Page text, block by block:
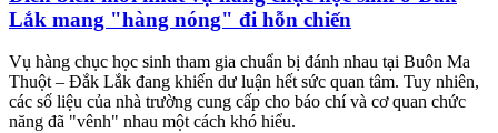
Lắk mang "hàng nóng" đi hỗn chiến
Vụ hàng chục học sinh tham gia chuẩn bị đánh nhau tại Buôn Ma
Thuột – Đắk Lắk đang khiến dư luận hết sức quan tâm. Tuy nhiên,
các số liệu của nhà trường cung cấp cho báo chí và cơ quan chức
năng đã "vênh" nhau một cách khó hiểu.